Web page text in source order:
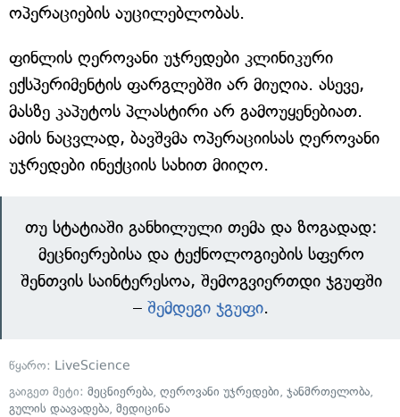
ოპერაციების აუცილებლობას.
ფინლის ღეროვანი უჯრედები კლინიკური
ექსპერიმენტის ფარგლებში არ მიუღია. ასევე,
მასზე კაპუტოს პლასტირი არ გამოუყენებიათ.
ამის ნაცვლად, ბავშვმა ოპერაციისას ღეროვანი
უჯრედები ინექციის სახით მიიღო.
თუ სტატიაში განხილული თემა და ზოგადად:
მეცნიერებისა და ტექნოლოგიების სფერო
შენთვის საინტერესოა, შემოგვიერთდი ჯგუფში
– შემდეგი ჯგუფი.
წყარო: LiveScience
გაიგეთ მეტი: მეცნიერება, ღეროვანი უჯრედები, ჯანმრთელობა,
გულის დაავადება, მედიცინა